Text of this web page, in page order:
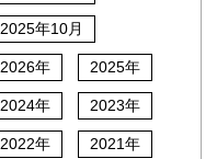
2025年10月
2026年 2025年
2024年 2023年
2022年 2021年